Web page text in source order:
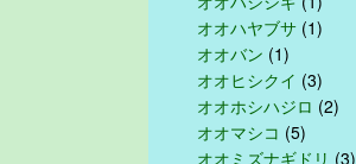
オオハヤブサ (1)
オオバン (1)
オオヒシクイ (3)
オオホシハジロ (2)
オオマシコ (5)
オオミズナギドリ (3)